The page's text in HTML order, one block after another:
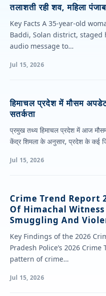
तलाशती रही शव, महिला
Key Facts A 35-year-old
Baddi, Solan district,
audio message to…
Jul 15, 2026
हिमाचल प्रदेश में मौसम
सतर्कता
प्रमुख तथ्य हिमाचल प्रदेश में आज मौसम
केंद्र शिमला के अनुसार, प्रदेश के कई
Jul 15, 2026
Crime Trend Report
Of Himachal
Smuggling And
Key Findings of the 2026
Pradesh Police’s 2026
pattern of crime…
Jul 15, 2026